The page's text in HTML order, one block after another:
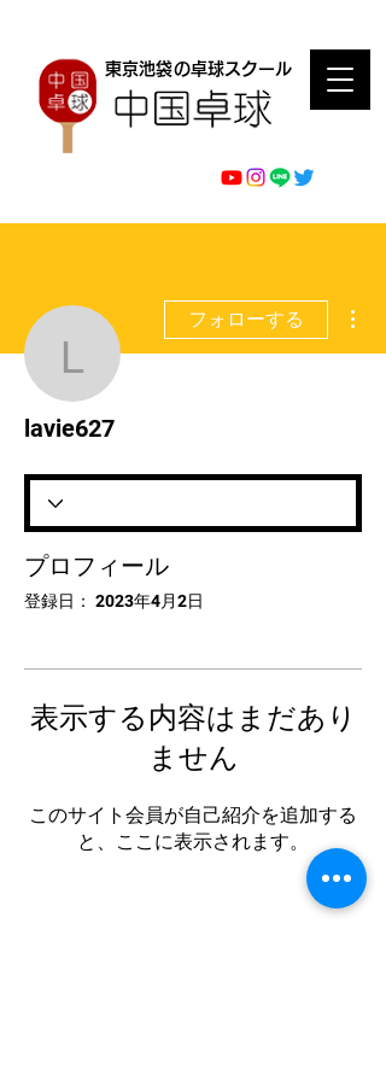
東京池袋の卓球スクール
lavie627
フォローする
lavie627
プロフィール
登録日： 2023年4月2日
表示する内容はまだあり
ません
このサイト会員が自己紹介を追加する
と、ここに表示されます。